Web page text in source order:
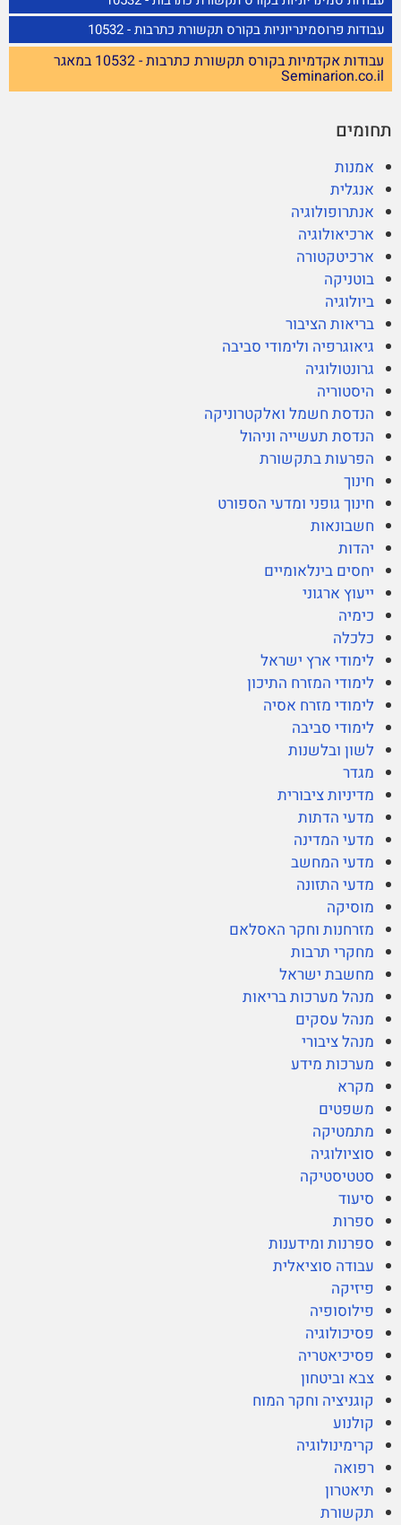
עבודות פרוסמינריוניות בקורס תקשורת כתרבות - 10532
עבודות אקדמיות בקורס תקשורת כתרבות - 10532 במאגר
Seminarion.co.il
תחומים
אמנות
אנגלית
אנתרופולוגיה
ארכיאולוגיה
ארכיטקטורה
בוטניקה
ביולוגיה
בריאות הציבור
גיאוגרפיה ולימודי סביבה
גרונטולוגיה
היסטוריה
הנדסת חשמל ואלקטרוניקה
הנדסת תעשייה וניהול
הפרעות בתקשורת
חינוך
חינוך גופני ומדעי הספורט
חשבונאות
יהדות
יחסים בינלאומיים
ייעוץ ארגוני
כימיה
כלכלה
לימודי ארץ ישראל
לימודי המזרח התיכון
לימודי מזרח אסיה
לימודי סביבה
לשון ובלשנות
מגדר
מדיניות ציבורית
מדעי הדתות
מדעי המדינה
מדעי המחשב
מדעי התזונה
מוסיקה
מזרחנות וחקר האסלאם
מחקרי תרבות
מחשבת ישראל
מנהל מערכות בריאות
מנהל עסקים
מנהל ציבורי
מערכות מידע
מקרא
משפטים
מתמטיקה
סוציולוגיה
סטטיסטיקה
סיעוד
ספרות
ספרנות ומידענות
עבודה סוציאלית
פיזיקה
פילוסופיה
פסיכולוגיה
פסיכיאטריה
צבא וביטחון
קוגניציה וחקר המוח
קולנוע
קרימינולוגיה
רפואה
תיאטרון
תקשורת